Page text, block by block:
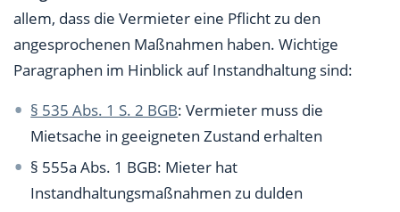
allem, dass die Vermieter eine Pflicht zu den
angesprochenen Maßnahmen haben. Wichtige
Paragraphen im Hinblick auf Instandhaltung sind:
§ 535 Abs. 1 S. 2 BGB: Vermieter muss die
Mietsache in geeigneten Zustand erhalten
§ 555a Abs. 1 BGB: Mieter hat
Instandhaltungsmaßnahmen zu dulden